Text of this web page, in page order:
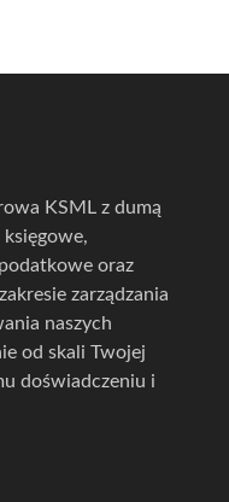
KSML z dumą
oraz
zarządzania
naszych
od skali Twojej
doświadczeniu i